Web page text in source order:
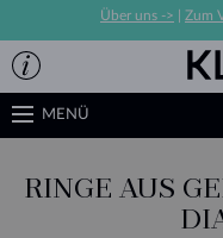
Über uns -> Zum
MENÜ
RINGE AUS